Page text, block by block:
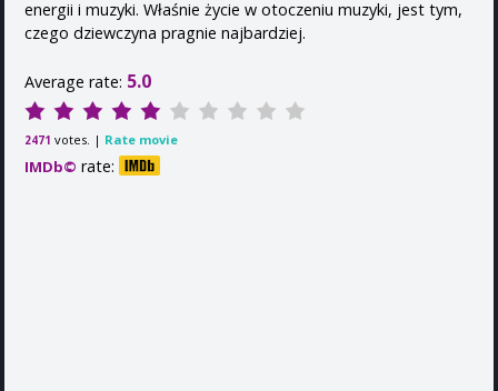
energii i muzyki. Właśnie życie w otoczeniu muzyki, jest tym,
czego dziewczyna pragnie najbardziej.
Average rate: 5.0
2471 votes. | Rate movie
IMDb© rate: